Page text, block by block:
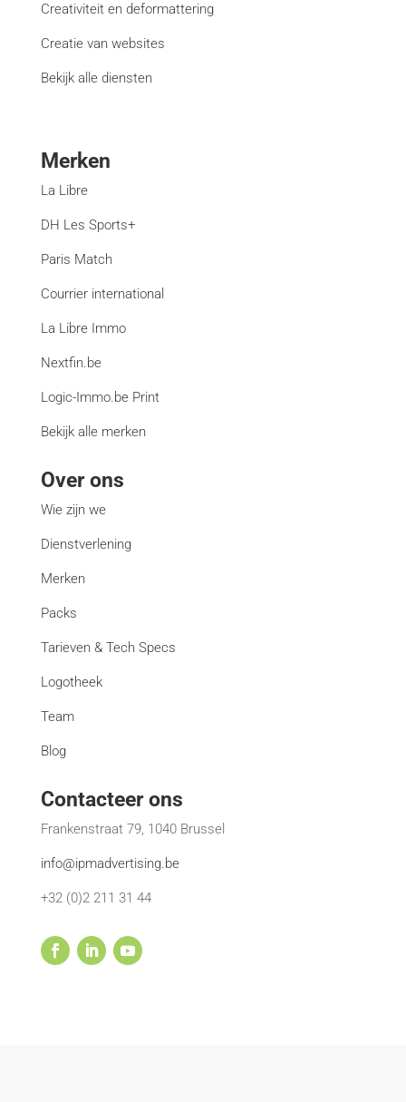
Creativiteit en deformattering
Creatie van websites
Bekijk alle diensten
Merken
La Libre
DH Les Sports+
Paris Match
Courrier international
La Libre Immo
Nextfin.be
Logic-Immo.be Print
Bekijk alle merken
Over ons
Wie zijn we
Dienstverlening
Merken
Packs
Tarieven & Tech Specs
Logotheek
Team
Blog
Contacteer ons
Frankenstraat 79, 1040 Brussel
info@ipmadvertising.be
+32 (0)2 211 31 44